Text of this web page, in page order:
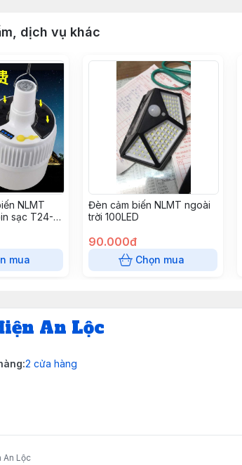
dịch vụ khác
NLMT
sạc T24-
mua
Đèn cảm biến NLMT ngoài
trời 100LED
90.000đ
Chọn mua
An Lộc
:2 cửa hàng
An Lộc